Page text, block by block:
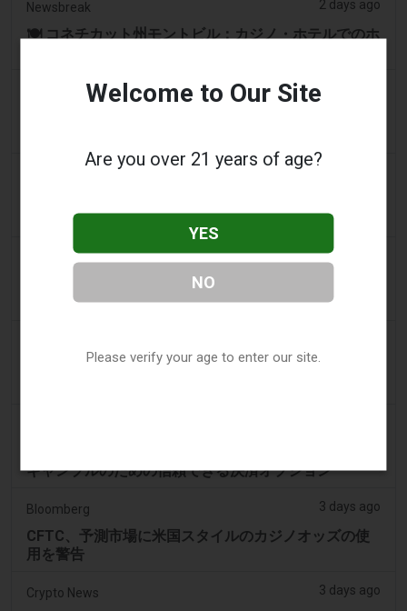
Newsbreak 2 days ago
🍽️ コネチカット州モントビル：カジノ・ホテルでのホ
Channel 3000 2 days ago
万ドルの公的財政支援を推奨
2 days ago
Mohegan族が韓国に16億ドルのカジノを建設した
が、その後失った
マサチューセッツ州のカジノプレイヤーが12.50ドル
ギャンブルのための信頼できる決済オプション
Bloomberg 3 days ago
CFTC、予測市場に米国スタイルのカジノオッズの使
用を警告
Crypto News 3 days ago
Welcome to Our Site
Are you over 21 years of age?
YES
NO
Please verify your age to enter our site.